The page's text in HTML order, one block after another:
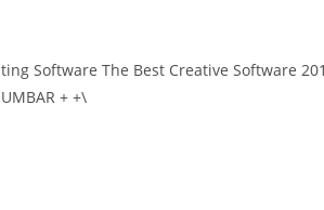
Software The Best Creative Software
+ +\